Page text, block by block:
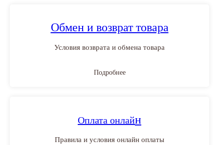
Обмен и возврат товара
Условия возврата и обмена товара
Подробнее
Оплата онлайн
Правила и условия онлайн оплаты